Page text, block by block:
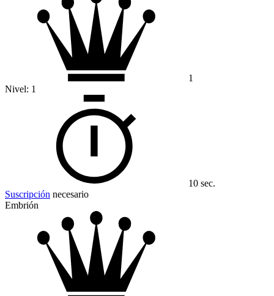
1
Nivel: 1
10 sec.
Suscripción necesario
Embrión